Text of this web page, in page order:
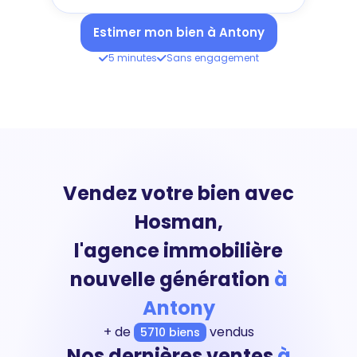
Estimer mon bien à Antony
5 minutes Sans engagement
Vendez votre bien avec
Hosman,
l'agence immobilière
nouvelle génération à
Antony
+ de 5710 biens vendus